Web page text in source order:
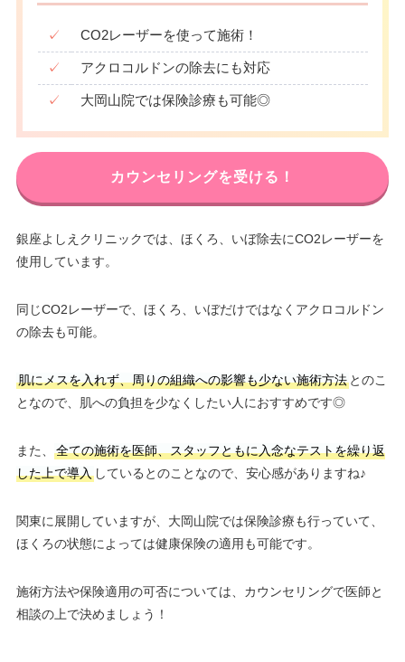
✓ CO2レーザーを使って施術！
✓ アクロコルドンの除去にも対応
✓ 大岡山院では保険診療も可能◎
カウンセリングを受ける！
銀座よしえクリニックでは、ほくろ、いぼ除去にCO2レーザーを
使用しています。
同じCO2レーザーで、ほくろ、いぼだけではなくアクロコルドン
の除去も可能。
肌にメスを入れず、周りの組織への影響も少ない施術方法とのこ
となので、肌への負担を少なくしたい人におすすめです◎
また、
全ての施術を医師、スタッフともに入念なテストを繰り返
した上で導入しているとのことなので、安心感がありますね♪
関東に展開していますが、大岡山院では保険診療も行っていて、
ほくろの状態によっては健康保険の適用も可能です。
施術方法や保険適用の可否については、カウンセリングで医師と
相談の上で決めましょう！